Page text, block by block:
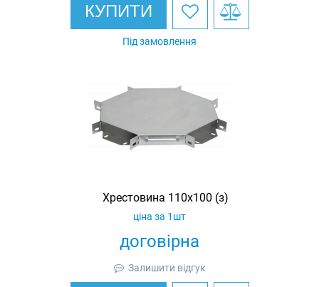
КУПИТИ
Під замовлення
Хрестовина 110х100 (з)
договірна
ціна за 1шт
Залишити відгук